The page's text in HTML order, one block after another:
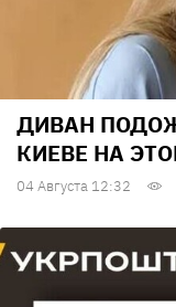
ДИВАН
КИЕВЕ НА
04 Августа 12:32